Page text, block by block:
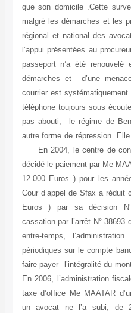
que son domicile .Cette
malgré les démarches et les
régional et national des
l’appui présentées au
passeport n’a été
démarches et d’une
courrier est
téléphone toujours sous
pas abouti, le régime de
autre forme de répression.
En 2004, le centre de
décidé le paiement par Me
12.000 Euros ) pour les
Cour d’appel de Sfax a
Euros ) par sa décision
cassation par l’arrêt N°
entre-temps,
périodiques sur le compte
faire payer l’intégralité du
En 2006, l’administration
taxe d’office Me MAATAR
un avocat ne l’a subi, de